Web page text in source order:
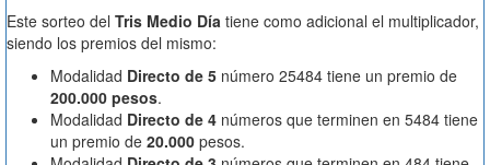
Este sorteo del Tris Medio Día tiene como adicional el multiplicador,
siendo los premios del mismo:
Modalidad Directo de 5 número 25484 tiene un premio de
200.000 pesos.
Modalidad Directo de 4 números que terminen en 5484 tiene
un premio de 20.000 pesos.